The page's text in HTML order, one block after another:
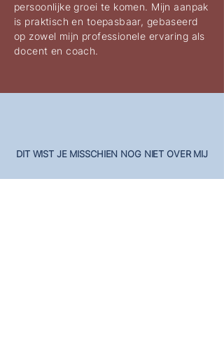
persoonlijke groei te komen. Mijn aanpak
is praktisch en toepasbaar, gebaseerd
op zowel mijn professionele ervaring als
docent en coach.
DIT WIST JE MISSCHIEN NOG NIET OVER MIJ